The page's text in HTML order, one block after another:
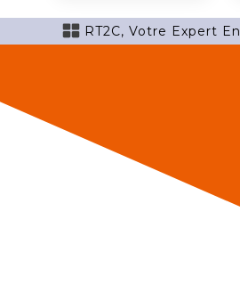
RT2C, Votre Expert